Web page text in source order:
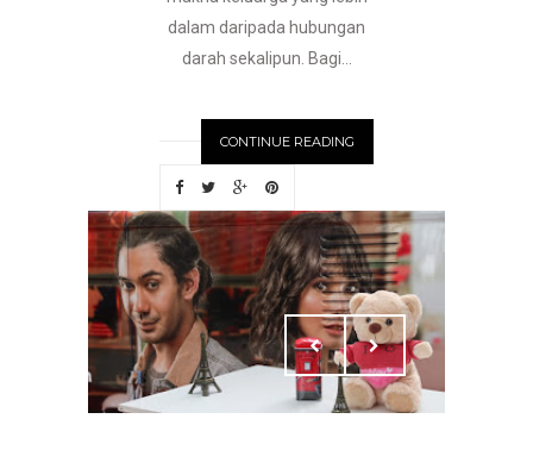
dalam daripada hubungan
darah sekalipun. Bagi...
CONTINUE READING